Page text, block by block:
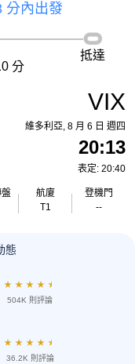
分內出發
分
抵達
VIX
維多利亞, 8 月 6 日 週四
20:13
表定: 20:40
盤
航廈
T1
登機門
--
態
★ ★ ★ ★ ★
504K 則評論
★ ★ ★ ★ ★
36.2K 則評論